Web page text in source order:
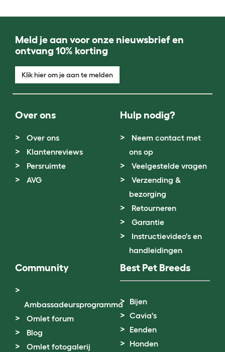
Meld je aan voor onze nieuwsbrief en
ontvang 10% korting
Klik hier om je aan te melden
Over ons
Over ons
Klantenreviews
Persruimte
AVG
Hulp nodig?
Neem contact met
ons op
Veelgestelde vragen
Verzending &
bezorging
Retourneren
Garantie
Instructievideo's en
handleidingen
Community
Ambassadeursprogramma
Omlet forum
Blog
Omlet fotogalerij
Best Pet Breeds
Bijen
Cavia's
Eenden
Honden